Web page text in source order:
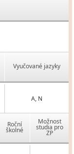
Vyučované jazyky
A, N
Roční
školné
Možnost
studia pro
ZP